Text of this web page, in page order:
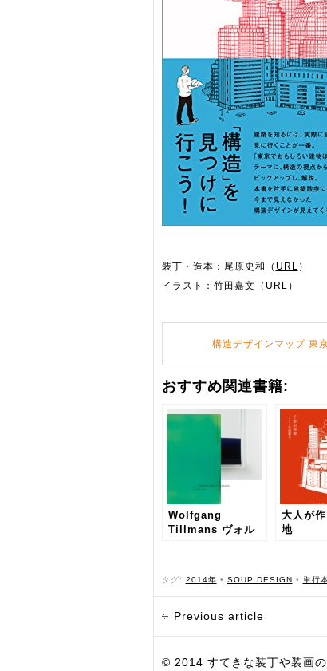
装丁・造本：尾原史和（ URL ）
イラスト：竹田嘉文（ URL ）
構造デザインマップ 東
おすすめ関連書籍:
Wolfgang
Tillmans ヴォル
大人が
地
タグ: 2014年 • SOUP DESIGN • 単行
Previous article
© 2014 すてきな装丁や装